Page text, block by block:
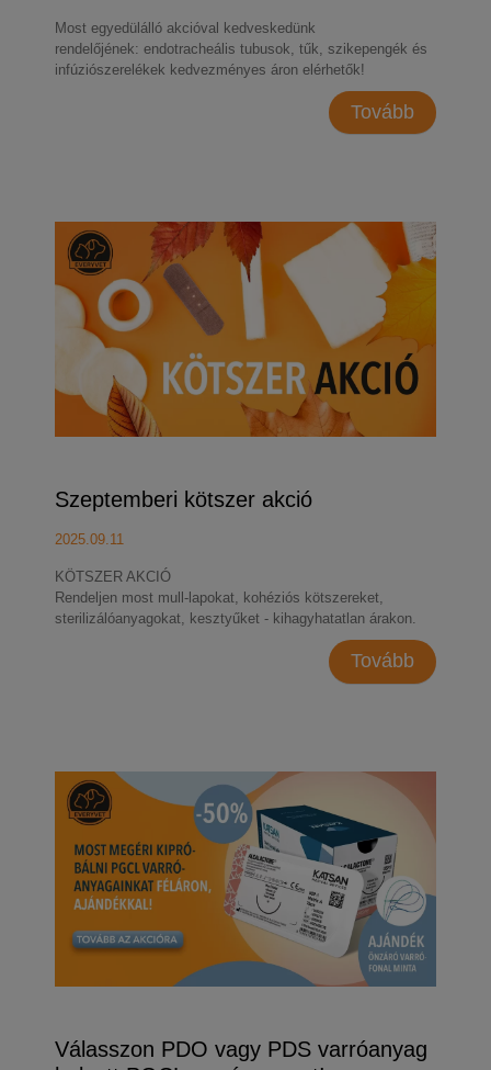
Most egyedülálló akcióval kedveskedünk
rendelőjének: endotracheális tubusok, tűk, szikepengék és
infúziószerelékek kedvezményes áron elérhetők!
Tovább
Szeptemberi kötszer akció
2025.09.11
KÖTSZER AKCIÓ
Rendeljen most mull-lapokat, kohéziós kötszereket,
sterilizálóanyagokat, kesztyűket - kihagyhatatlan árakon.
Tovább
Válasszon PDO vagy PDS varróanyag